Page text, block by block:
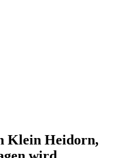
Klein Heidorn,